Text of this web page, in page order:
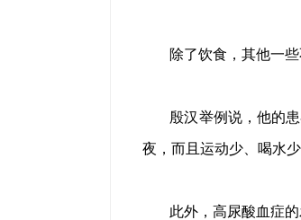
除了饮食，其他一
殷汉举例说，他的
夜，而且运动少、喝水
此外，高尿酸血症